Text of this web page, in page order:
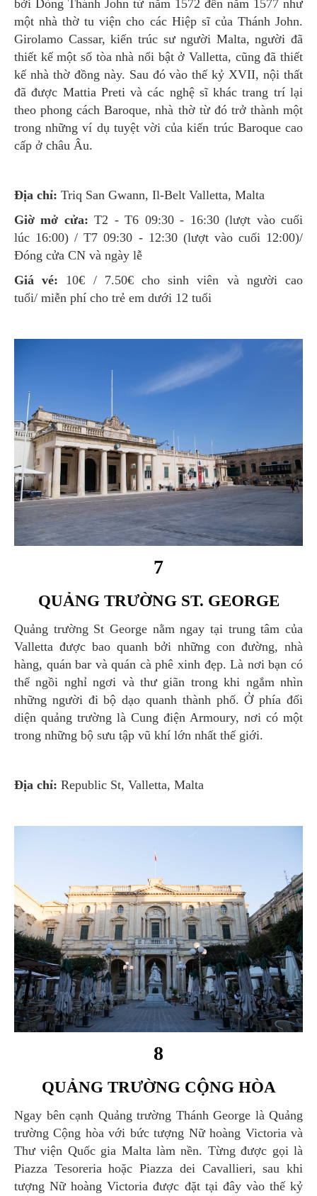
bởi Dòng Thánh John từ năm 1572 đến năm 1577 như
một nhà thờ tu viện cho các Hiệp sĩ của Thánh John.
Girolamo Cassar, kiến trúc sư người Malta, người đã
thiết kế một số tòa nhà nổi bật ở Valletta, cũng đã thiết
kế nhà thờ đồng này. Sau đó vào thế kỷ XVII, nội thất
đã được Mattia Preti và các nghệ sĩ khác trang trí lại
theo phong cách Baroque, nhà thờ từ đó trở thành một
trong những ví dụ tuyệt vời của kiến trúc Baroque cao
cấp ở châu Âu.
Địa chỉ: Triq San Gwann, Il-Belt Valletta, Malta
Giờ mở cửa: T2 - T6 09:30 - 16:30 (lượt vào cuối
lúc 16:00) / T7 09:30 - 12:30 (lượt vào cuối 12:00)/
Đóng cửa CN và ngày lễ
Giá vé: 10€ / 7.50€ cho sinh viên và người cao
tuổi/ miễn phí cho trẻ em dưới 12 tuổi
7
QUẢNG TRƯỜNG ST. GEORGE
Quảng trường St George nằm ngay tại trung tâm của
Valletta được bao quanh bởi những con đường, nhà
hàng, quán bar và quán cà phê xinh đẹp. Là nơi bạn có
thể ngồi nghỉ ngơi và thư giãn trong khi ngắm nhìn
những người đi bộ dạo quanh thành phố. Ở phía đối
diện quảng trường là Cung điện Armoury, nơi có một
trong những bộ sưu tập vũ khí lớn nhất thế giới.
Địa chỉ: Republic St, Valletta, Malta
8
QUẢNG TRƯỜNG CỘNG HÒA
Ngay bên cạnh Quảng trường Thánh George là Quảng
trường Cộng hòa với bức tượng Nữ hoàng Victoria và
Thư viện Quốc gia Malta làm nền. Từng được gọi là
Piazza Tesoreria hoặc Piazza dei Cavallieri, sau khi
tượng Nữ hoàng Victoria được đặt tại đây vào thế kỷ